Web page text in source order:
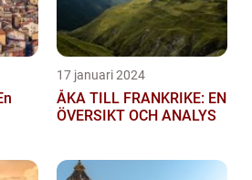
17 januari 2024
ÅKA TILL FRANKRIKE: EN
ÖVERSIKT OCH ANALYS